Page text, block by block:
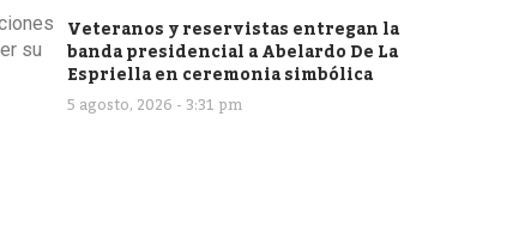
su
Veteranos y reservistas entregan la
banda presidencial a Abelardo De La
Espriella en ceremonia simbólica
5 agosto, 2026 - 3:31 pm